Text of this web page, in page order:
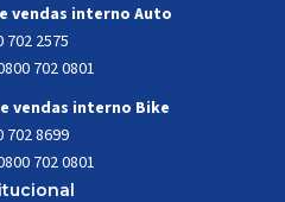
vendas interno Auto
702 2575
702 0801
vendas interno Bike
702 8699
702 0801